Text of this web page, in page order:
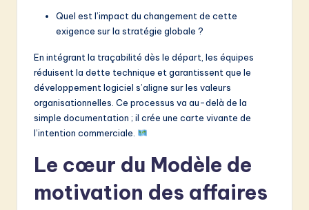
Quel est l’impact du changement de cette
exigence sur la stratégie globale ?
En intégrant la traçabilité dès le départ, les équipes
réduisent la dette technique et garantissent que le
développement logiciel s’aligne sur les valeurs
organisationnelles. Ce processus va au-delà de la
simple documentation ; il crée une carte vivante de
l’intention commerciale.
Le cœur du Modèle de
motivation des affaires